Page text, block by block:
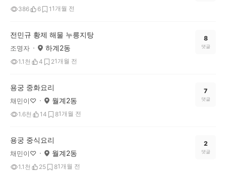
386 6 1 1개월 전
전민규 황제 해물 누릉지탕
조명자 하계2동
1.1천 4 21개월 전
8
댓글
용궁 중화요리
채민이♡ 월계2동
1.6천 14 81개월 전
7
댓글
용궁 중식요리
채민이♡ 월계2동
1.1천 25 81개월 전
2
댓글